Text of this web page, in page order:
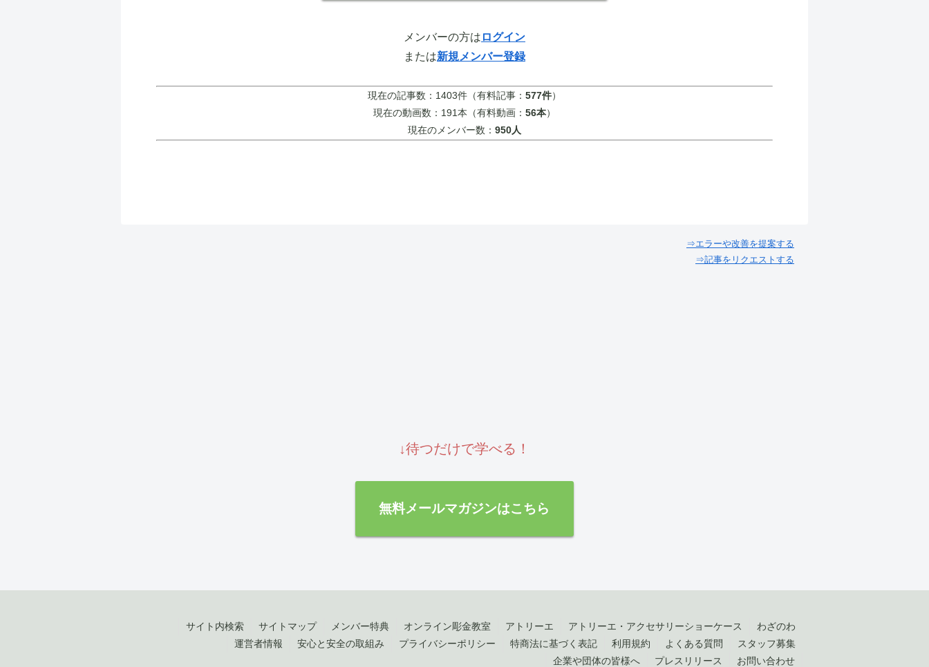
メンバーの方は ログイン
または新規メンバー登録
現在の記事数：1403件（有料記事： 577件）
現在の動画数：191本（有料動画： 56本）
現在のメンバー数： 950人
⇒エラーや改善を提案する
⇒記事をリクエストする
↓待つだけで学べる！
無料メールマガジンはこちら
サイト内検索 サイトマップ メンバー特典 オンライン彫金教室 アトリーエ アトリーエ・アクセサリーショーケース
わざのわ
運営者情報
安心と安全の取組み プライバシーポリシー 特商法に基づく表記 利用規約 よくある質問
スタッフ募集
企業や団体の皆様へ
プレスリリース お問い合わせ